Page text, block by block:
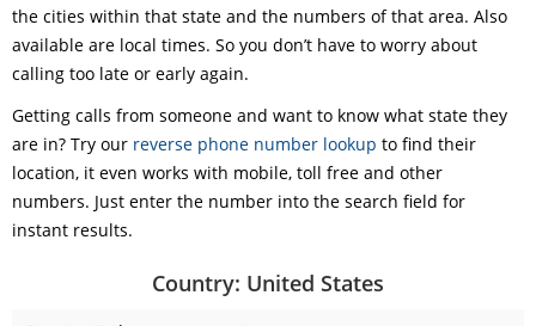
the cities within that state and the numbers of that area. Also
available are local times. So you don’t have to worry about
calling too late or early again.
Getting calls from someone and want to know what state they
are in? Try our reverse phone number lookup to find their
location, it even works with mobile, toll free and other
numbers. Just enter the number into the search field for
instant results.
Country: United States